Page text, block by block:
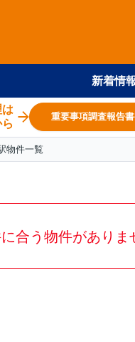
新着情
重要事項調査報告
物件一覧
合う物件がありま